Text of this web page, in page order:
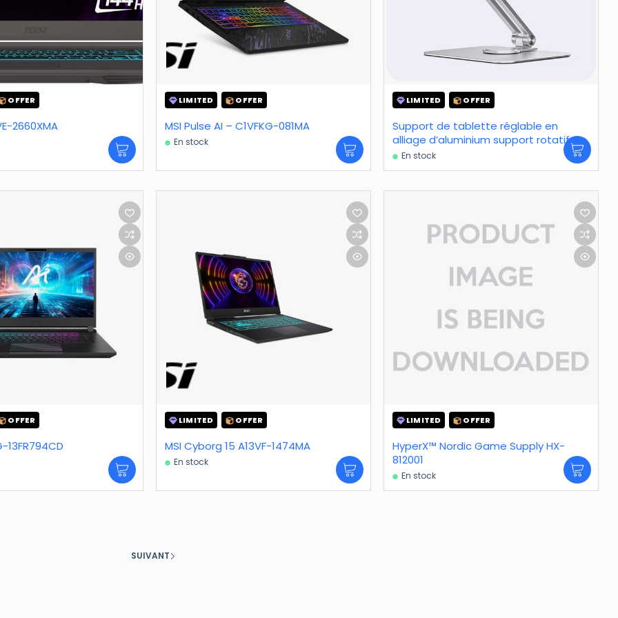
OFFER
2660XMA
LIMITED OFFER
MSI Pulse AI – C1VFKG-081MA
En stock
LIMITED OFFER
Support de tablette réglable en
alliage d’aluminium support rotatif à
360°
En stock
OFFER
13FR794CD
LIMITED OFFER
MSI Cyborg 15 A13VF-1474MA
En stock
LIMITED OFFER
HyperX™ Nordic Game Supply HX-
812001
En stock
SUIVANT